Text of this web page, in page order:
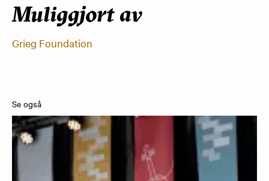
Muliggjort av
​Grieg Foundation
Se også